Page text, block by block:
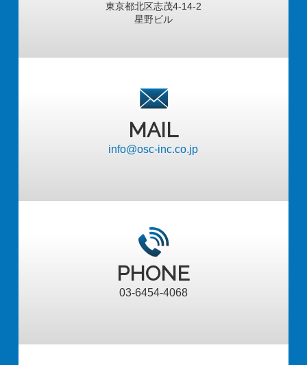
東京都北区志茂4-14-2
星野ビル
MAIL
info@osc-inc.co.jp
PHONE
03-6454-4068